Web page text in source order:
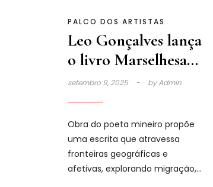
PALCO DOS ARTISTAS
Leo Gonçalves lança
o livro Marselhesa
para sangues
impuros
setembro 9, 2025 byAdmin
Obra do poeta mineiro propõe
uma escrita que atravessa
fronteiras geográficas e
afetivas, explorando migração,